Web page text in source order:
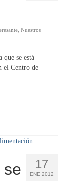
Nuestros
que se está
el Centro de
17
ENE 2012
se